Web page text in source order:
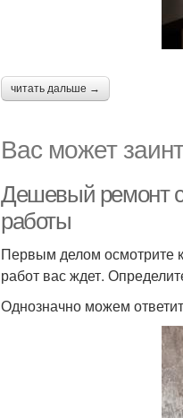
читать дальше →
Вас может
Дешевый ремонт
работы
Первым делом осмотрите
работ вас ждет.
Однозначно можем